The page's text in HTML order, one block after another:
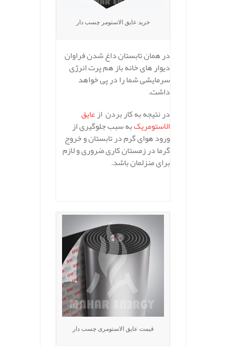
خرید عایق الاستومر چسب دار
در همان تابستان داغ شدن فراوان
دیوار های خانه باز هم پرت انرژی
سرمایشی شما را در پی خواهد
داشت.
در نتیجه به کار بردن ازعایق
الاستومریکبه سبب جلوگیری از
ورود هوای گرم در تابستان و خروج
گرما در زمستان کاری ضروری و لازم
برای منزلمان باشد.
قیمت عایق الاستومری چسب دار